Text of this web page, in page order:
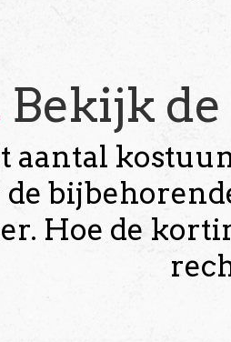
Bekijk
aantal
de
Hoe de